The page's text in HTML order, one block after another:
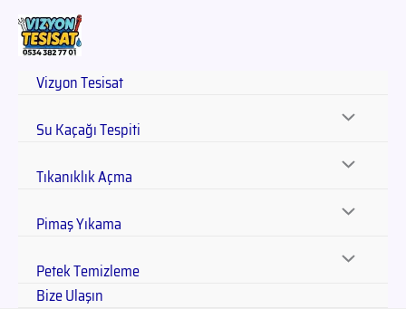
Vizyon Tesisat
Su Kaçağı Tespiti
Tıkanıklık Açma
Pimaş Yıkama
Petek Temizleme
Bize Ulaşın